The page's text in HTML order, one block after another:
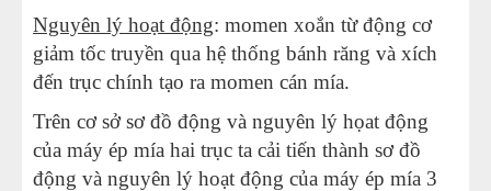
Nguyên lý hoạt động: momen xoắn từ động cơ
giảm tốc truyền qua hệ thống bánh răng và xích
đến trục chính tạo ra momen cán mía.
Trên cơ sở sơ đồ động và nguyên lý họat động
của máy ép mía hai trục ta cải tiến thành sơ đồ
động và nguyên lý hoạt động của máy ép mía 3